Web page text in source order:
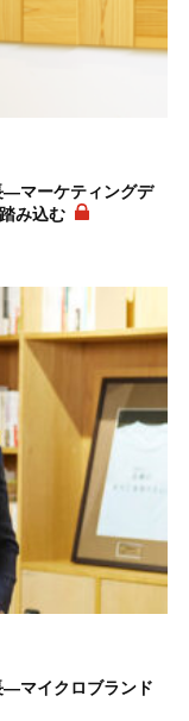
―マーケティングデ
み込む
マイクロブランド